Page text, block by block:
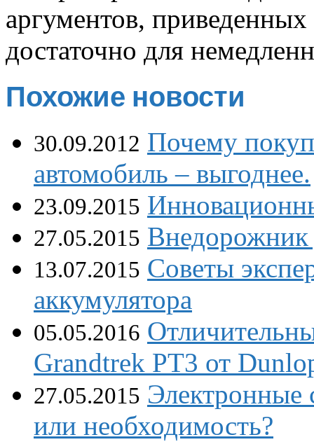
аргументов, приведенных
достаточно для
Похожие новости
30.09.2012 Почему
автомобиль – выгоднее.
23.09.2015
27.05.2015
13.07.2015 Советы
аккумулятора
05.05.2016
Grandtrek PT3 от
27.05.2015 Электронные
или необходимость?